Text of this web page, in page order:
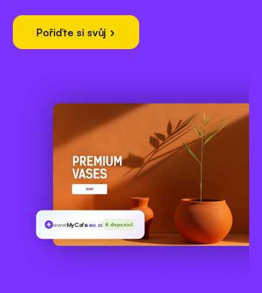
Pořiďte si svůj
wwwMyCafe.eu.comK dispozici!